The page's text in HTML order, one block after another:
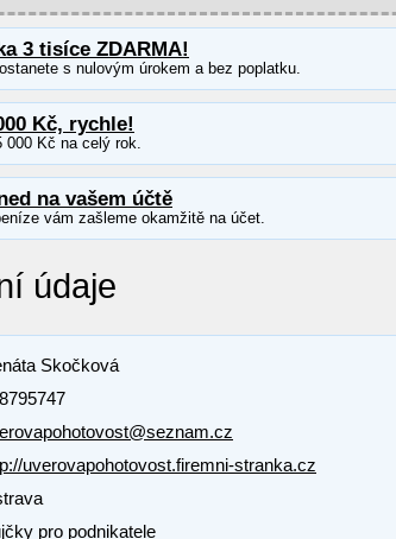
3 tisíce ZDARMA!
s nulovým úrokem a bez poplatku.
Kč, rychle!
Kč na celý rok.
na vašem účtě
vám zašleme okamžitě na účet.
údaje
Skočková
uverovapohotovost.firemni-stranka.cz
pro podnikatele